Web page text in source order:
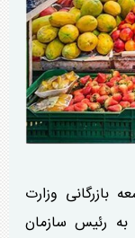
بازرگانی وزارت
رئیس سازمان